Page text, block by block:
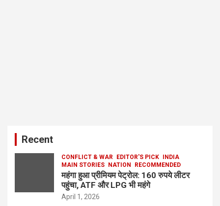
Recent
CONFLICT & WAR EDITOR'S PICK
INDIA
MAIN STORIES
NATION RECOMMENDED
महंगा हुआ प्रीमियम पेट्रोल: 160 रुपये लीटर
पहुंचा, ATF और LPG भी महंगे
April 1, 2026